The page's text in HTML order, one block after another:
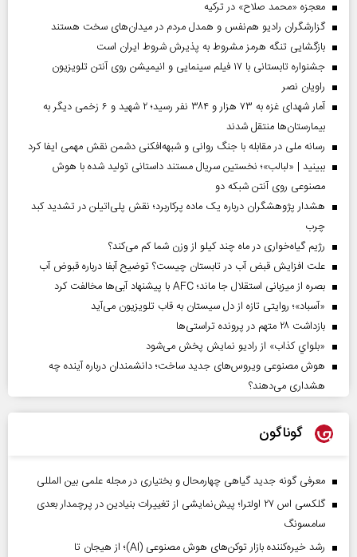
معجزه «محمد صلاح» در ترکیه
گزارشگران رادیو هم‌نفس و همدل مردم در میدان‌های سخت هستند
بازگشایی تنگه هرمز مشروط به پذیرش شروط ایران است
جشنواره تابستانی با ۱۷ فیلم سینمایی و انیمیشن روی آنتن تلویزیون
راویان نصر
آمار شهدای غزه به ۷۳ هزار و ۳۸۴ نفر رسید؛ ۲ شهید و ۶ زخمی دیگر به
بیمارستان‌ها منتقل شدند
رسانه ملی در مقابله با جنگ روانی و شبهه‌افکنی دشمن نقش مهمی ایفا کرد
ببینید | «لبالب»؛ نخستین سریال مستند داستانی تولید شده با هوش
مصنوعی روی آنتن شبکه دو
هشدار پژوهشگران درباره یک ماده پرکاربرد؛ نقش پلی‌اتیلن در تشدید کبد
چرب
رژیم گیاه‌خواری در ماه چند کیلو از وزن شما کم می‌کند؟
علت افزایش قبض آب در تابستان چیست؟ توضیح آبفا درباره قبوض آب
بصره از میزبانی استقلال جا ماند؛ AFC با پیشنهاد آبی‌ها مخالفت کرد
«آسباد»؛ روایتی تازه از دل سیستان به قاب تلویزیون می‌آید
بازداشت ۲۸ متهم در پرونده تراستی‌ها
«بلواي کذاب» از رادیو نمایش پخش می‌شود
هوش مصنوعی ویروس‌های جدید ساخت؛ دانشمندان درباره آینده چه
هشداری می‌دهند؟
گوناگون
معرفی گونه جدید گیاهی چهارمحال و بختیاری در مجله علمی بین المللی
گلکسی اس ۲۷ اولترا؛ پیش‌نمایشی از تغییرات بنیادین در پرچمدار بعدی
سامسونگ
رشد خیره‌کننده بازار توکن‌های هوش مصنوعی (AI)؛ از هیجان تا